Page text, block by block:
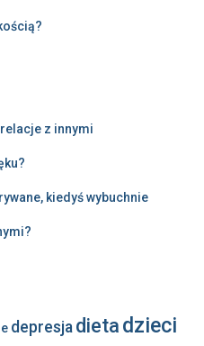
z innymi
kiedyś wybuchnie
depresja dieta dzieci